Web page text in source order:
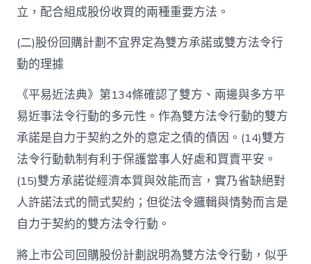
立，配合組成股份收買的兩種重要方法。
(二)股份回購計劃不宜界定為雙方承諾或雙方法令行
動的理據
《平易近法典》第134條確認了雙方、兩邊與多方平
易近事法令行動的多元性。作為雙方法令行動的雙方
承諾是自力于契約之外的意定之債的債因。(14)雙方
法令行動軌制有利于保護當事人好處和買賣平安。
(15)雙方承諾從經濟本質與效能而言，實乃省缺絕對
人許諾法式的簡式契約；但從法令邏輯與情勢而言是
自力于契約的雙方法令行動。
將上市公司回購股份計劃說明為雙方法令行動，似乎